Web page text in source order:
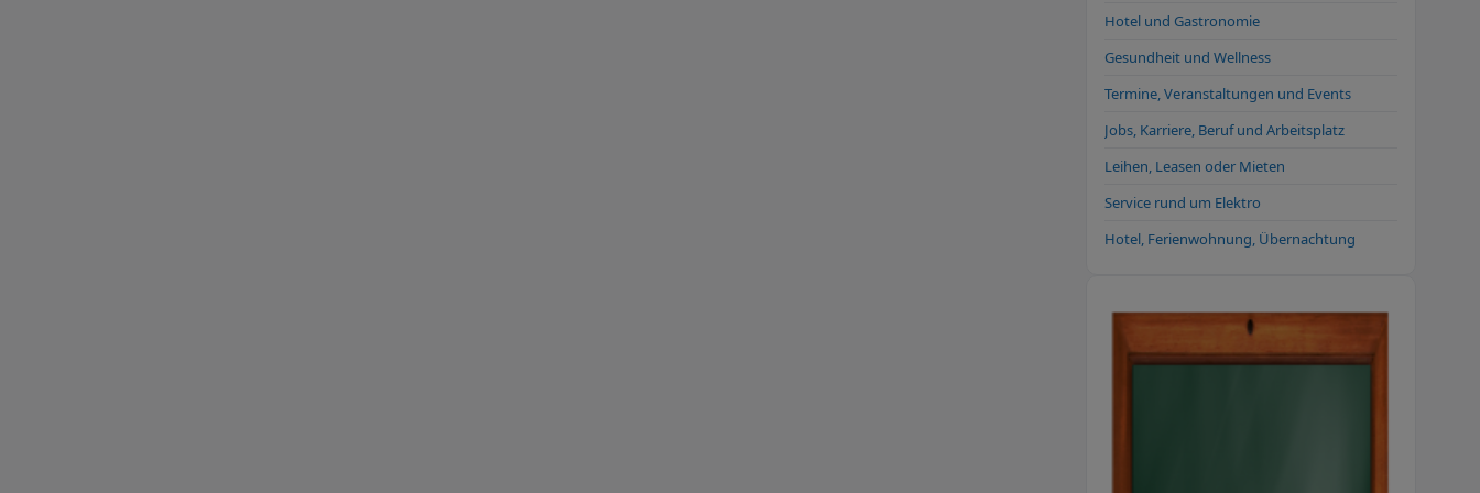
Hotel und Gastronomie
Gesundheit und Wellness
Termine, Veranstaltungen und Events
Jobs, Karriere, Beruf und Arbeitsplatz
Leihen, Leasen oder Mieten
Service rund um Elektro
Hotel, Ferienwohnung, Übernachtung